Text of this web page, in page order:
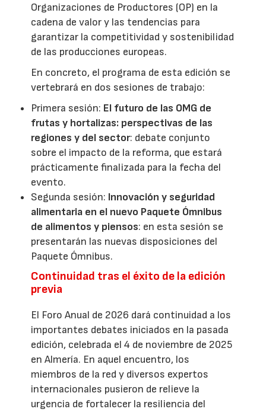
Organizaciones de Productores (OP) en la
cadena de valor y las tendencias para
garantizar la competitividad y sostenibilidad
de las producciones europeas.
En concreto, el programa de esta edición se
vertebrará en dos sesiones de trabajo:
Primera sesión: El futuro de las OMG de
frutas y hortalizas: perspectivas de las
regiones y del sector: debate conjunto
sobre el impacto de la reforma, que estará
prácticamente finalizada para la fecha del
evento.
Segunda sesión: Innovación y seguridad
alimentaria en el nuevo Paquete Ómnibus
de alimentos y piensos: en esta sesión se
presentarán las nuevas disposiciones del
Paquete Ómnibus.
Continuidad tras el éxito de la edición
previa
El Foro Anual de 2026 dará continuidad a los
importantes debates iniciados en la pasada
edición, celebrada el 4 de noviembre de 2025
en Almería. En aquel encuentro, los
miembros de la red y diversos expertos
internacionales pusieron de relieve la
urgencia de fortalecer la resiliencia del